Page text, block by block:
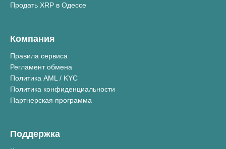
Продать XRP в Одессе
Компания
Правила сервиса
Регламент обмена
Политика AML / KYC
Политика конфиденциальности
Партнерская программа
Поддержка